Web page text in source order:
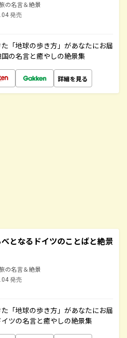
の名言＆絶景
発売
「地球の歩き方」があなたにお届
の名言と癒やしの絶景集
詳細を見る
となるドイツのことばと絶景
の名言＆絶景
発売
「地球の歩き方」があなたにお届
ツの名言と癒やしの絶景集